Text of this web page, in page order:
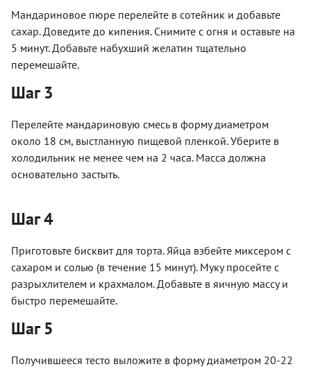
Мандариновое пюре перелейте в сотейник и добавьте
сахар. Доведите до кипения. Снимите с огня и оставьте на
5 минут. Добавьте набухший желатин тщательно
перемешайте.
Шаг 3
Перелейте мандариновую смесь в форму диаметром
около 18 см, выстланную пищевой пленкой. Уберите в
холодильник не менее чем на 2 часа. Масса должна
основательно застыть.
Шаг 4
Приготовьте бисквит для торта. Яйца взбейте миксером с
сахаром и солью (в течение 15 минут). Муку просейте с
разрыхлителем и крахмалом. Добавьте в яичную массу и
быстро перемешайте.
Шаг 5
Получившееся тесто выложите в форму диаметром 20-22